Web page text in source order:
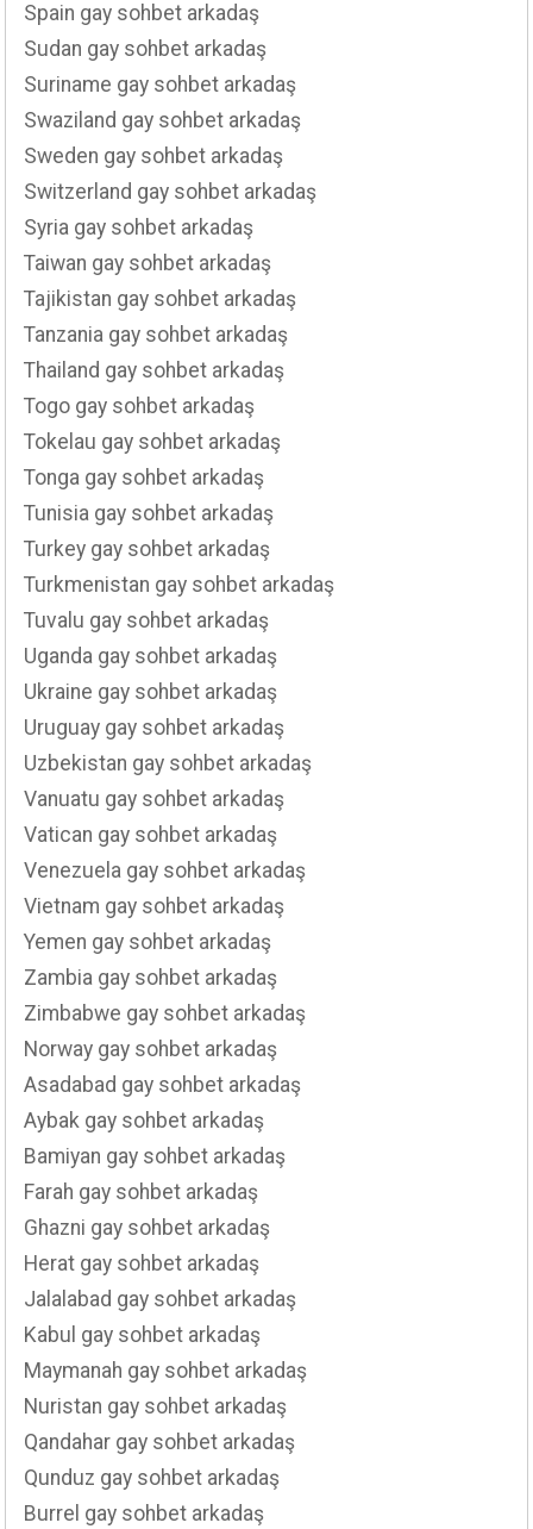
Spain gay sohbet arkadaş
Sudan gay sohbet arkadaş
Suriname gay sohbet arkadaş
Swaziland gay sohbet arkadaş
Sweden gay sohbet arkadaş
Switzerland gay sohbet arkadaş
Syria gay sohbet arkadaş
Taiwan gay sohbet arkadaş
Tajikistan gay sohbet arkadaş
Tanzania gay sohbet arkadaş
Thailand gay sohbet arkadaş
Togo gay sohbet arkadaş
Tokelau gay sohbet arkadaş
Tonga gay sohbet arkadaş
Tunisia gay sohbet arkadaş
Turkey gay sohbet arkadaş
Turkmenistan gay sohbet arkadaş
Tuvalu gay sohbet arkadaş
Uganda gay sohbet arkadaş
Ukraine gay sohbet arkadaş
Uruguay gay sohbet arkadaş
Uzbekistan gay sohbet arkadaş
Vanuatu gay sohbet arkadaş
Vatican gay sohbet arkadaş
Venezuela gay sohbet arkadaş
Vietnam gay sohbet arkadaş
Yemen gay sohbet arkadaş
Zambia gay sohbet arkadaş
Zimbabwe gay sohbet arkadaş
Norway gay sohbet arkadaş
Asadabad gay sohbet arkadaş
Aybak gay sohbet arkadaş
Bamiyan gay sohbet arkadaş
Farah gay sohbet arkadaş
Ghazni gay sohbet arkadaş
Herat gay sohbet arkadaş
Jalalabad gay sohbet arkadaş
Kabul gay sohbet arkadaş
Maymanah gay sohbet arkadaş
Nuristan gay sohbet arkadaş
Qandahar gay sohbet arkadaş
Qunduz gay sohbet arkadaş
Burrel gay sohbet arkadaş